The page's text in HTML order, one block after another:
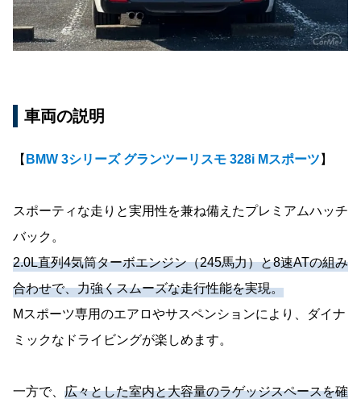
車両の説明
【 BMW 3シリーズ グランツーリスモ 328i Mスポーツ 】
スポーティな走りと実用性を兼ね備えたプレミアムハッチ
バック。
2.0L直列4気筒ターボエンジン（245馬力）と8速ATの組み
合わせで、力強くスムーズな走行性能を実現。
Mスポーツ専用のエアロやサスペンションにより、ダイナ
ミックなドライビングが楽しめます。
一方で、 広々とした室内と大容量のラゲッジスペースを確